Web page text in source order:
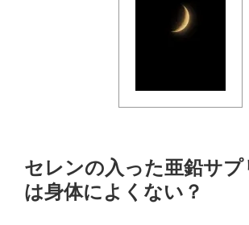
セレンの入った亜鉛サプ
は身体によくない？